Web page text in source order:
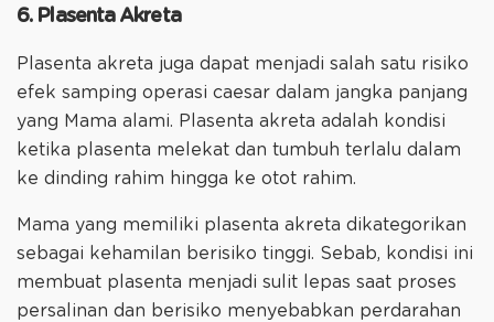
6. Plasenta Akreta
Plasenta akreta juga dapat menjadi salah satu risiko
efek samping operasi caesar dalam jangka panjang
yang Mama alami. Plasenta akreta adalah kondisi
ketika plasenta melekat dan tumbuh terlalu dalam
ke dinding rahim hingga ke otot rahim.
Mama yang memiliki plasenta akreta dikategorikan
sebagai kehamilan berisiko tinggi. Sebab, kondisi ini
membuat plasenta menjadi sulit lepas saat proses
persalinan dan berisiko menyebabkan perdarahan